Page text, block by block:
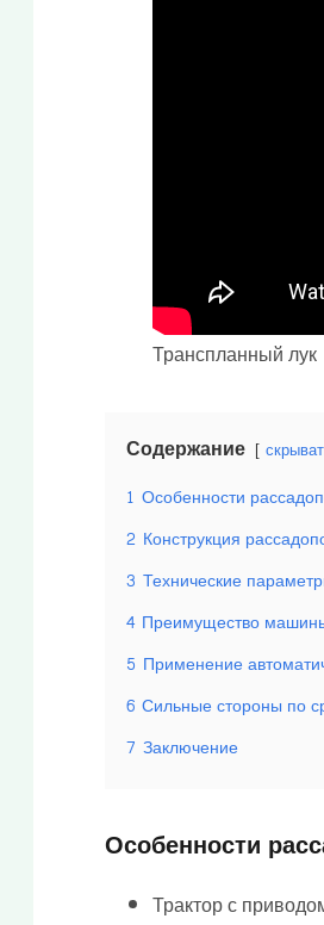
Транспланный лук
Содержание
1 Особенности
2 Конструкция
3 Технические
4 Преимущество
5 Применение
6 Сильные стороны по
7 Заключение
Особенности
Трактор с